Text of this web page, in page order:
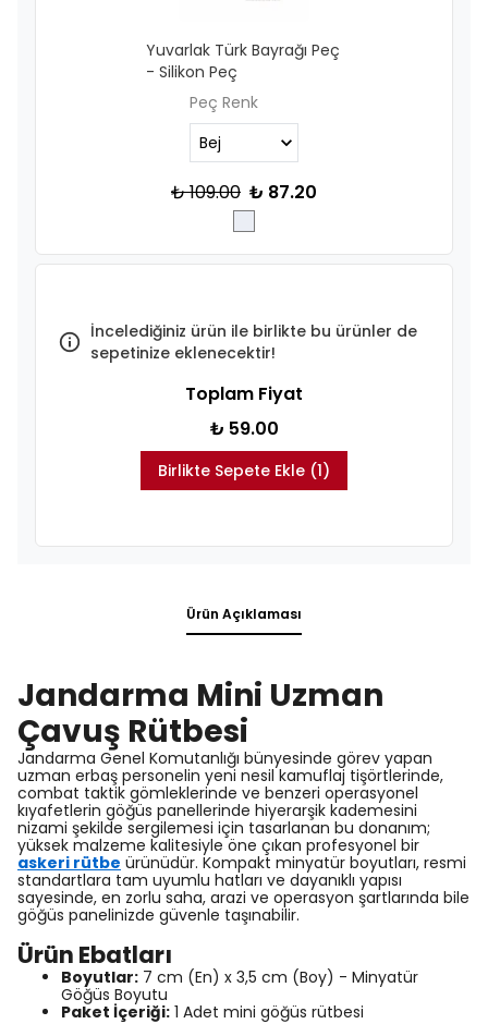
Yuvarlak Türk Bayrağı Peç
- Silikon Peç
Peç Renk
₺ 109.00 ₺ 87.20
İncelediğiniz ürün ile birlikte bu ürünler de
sepetinize eklenecektir!
Toplam Fiyat
₺ 59.00
Birlikte Sepete Ekle (1)
Ürün Açıklaması
Jandarma Mini Uzman
Çavuş Rütbesi
Jandarma Genel Komutanlığı bünyesinde görev yapan
uzman erbaş personelin yeni nesil kamuflaj tişörtlerinde,
combat taktik gömleklerinde ve benzeri operasyonel
kıyafetlerin göğüs panellerinde hiyerarşik kademesini
nizami şekilde sergilemesi için tasarlanan bu donanım;
yüksek malzeme kalitesiyle öne çıkan profesyonel bir
askeri rütbe ürünüdür. Kompakt minyatür boyutları, resmi
standartlara tam uyumlu hatları ve dayanıklı yapısı
sayesinde, en zorlu saha, arazi ve operasyon şartlarında bile
göğüs panelinizde güvenle taşınabilir.
Ürün Ebatları
Boyutlar: 7 cm (En) x 3,5 cm (Boy) - Minyatür
Göğüs Boyutu
Paket İçeriği: 1 Adet mini göğüs rütbesi